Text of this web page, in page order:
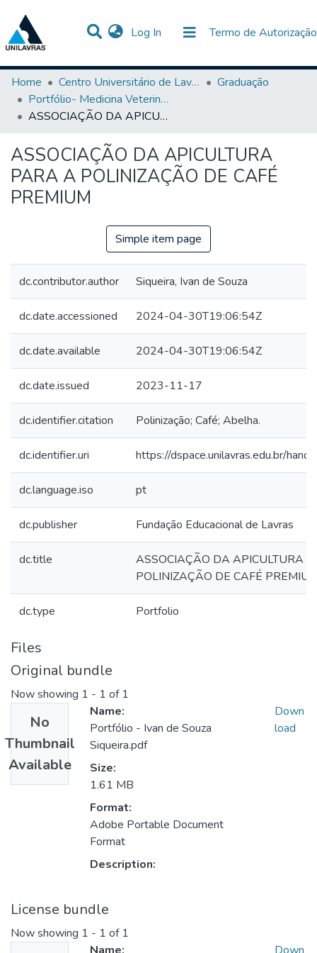
Log In (current) Termo de Autorização
Communities & Collections
Statistics
All of DSpace
Home
Centro Universitário de Lavras-UNILAVRAS
Graduação
Portfólio- Medicina Veterinária
ASSOCIAÇÃO DA APICULTURA PARA A POLINIZAÇÃO DE CAFÉ PREMIUM
ASSOCIAÇÃO DA APICULTURA
PARA A POLINIZAÇÃO DE CAFÉ
PREMIUM
Simple item page
dc.contributor.author Siqueira, Ivan de Souza
dc.date.accessioned 2024-04-30T19:06:54Z
dc.date.available 2024-04-30T19:06:54Z
dc.date.issued 2023-11-17
dc.identifier.citation Polinização; Café; Abelha.
dc.identifier.uri https://dspace.unilavras.edu.br/
dc.language.iso pt
dc.publisher Fundação Educacional de Lavras
dc.title
ASSOCIAÇÃO DA APICULTURA
POLINIZAÇÃO DE CAFÉ
dc.type Portfolio
Files
Original bundle
Now showing 1 - 1 of 1
No
Thumbnail
Available
Name:
Portfólio - Ivan de Souza
Siqueira.pdf
Size:
1.61 MB
Format:
Adobe Portable Document
Format
Description:
Down
load
License bundle
Now showing 1 - 1 of 1